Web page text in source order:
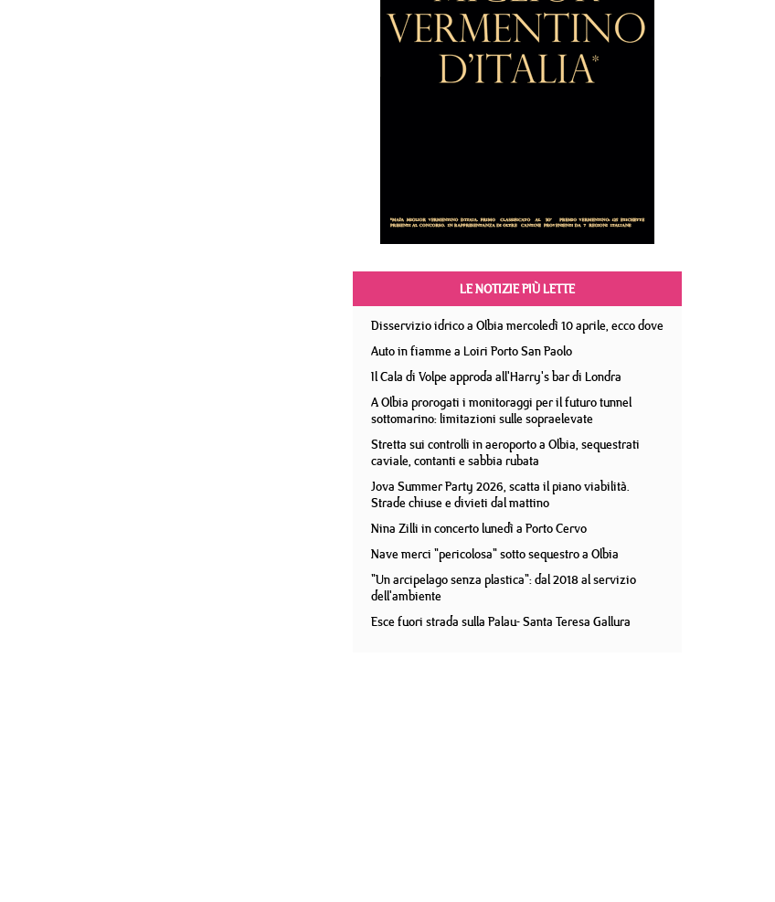
LE NOTIZIE PIÙ LETTE
Disservizio idrico a Olbia mercoledì 10 aprile, ecco dove
Auto in fiamme a Loiri Porto San Paolo
Il Cala di Volpe approda all'Harry's bar di Londra
A Olbia prorogati i monitoraggi per il futuro tunnel
sottomarino: limitazioni sulle sopraelevate
Stretta sui controlli in aeroporto a Olbia, sequestrati
caviale, contanti e sabbia rubata
Jova Summer Party 2026, scatta il piano viabilità.
Strade chiuse e divieti dal mattino
Nina Zilli in concerto lunedì a Porto Cervo
Nave merci "pericolosa" sotto sequestro a Olbia
"Un arcipelago senza plastica": dal 2018 al servizio
dell'ambiente
Esce fuori strada sulla Palau- Santa Teresa Gallura